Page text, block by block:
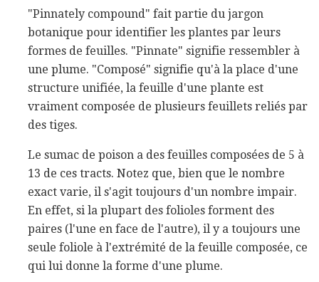
"Pinnately compound" fait partie du jargon
botanique pour identifier les plantes par leurs
formes de feuilles. "Pinnate" signifie ressembler à
une plume. "Composé" signifie qu'à la place d'une
structure unifiée, la feuille d'une plante est
vraiment composée de plusieurs feuillets reliés par
des tiges.
Le sumac de poison a des feuilles composées de 5 à
13 de ces tracts. Notez que, bien que le nombre
exact varie, il s'agit toujours d'un nombre impair.
En effet, si la plupart des folioles forment des
paires (l'une en face de l'autre), il y a toujours une
seule foliole à l'extrémité de la feuille composée, ce
qui lui donne la forme d'une plume.